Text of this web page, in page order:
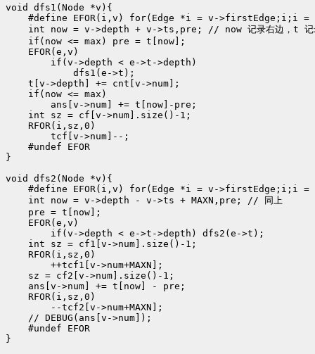
void dfs1(Node *v){
#define EFOR(i,v) for(Edge *i = v->firstEdge;i;i =
int now = v->depth + v->ts,pre; // now 记录右边，t 记
    if(now <= max) pre = t[now];
    EFOR(e,v)
        if(v->depth < e->t->depth)
            dfs1(e->t);
    t[v->depth] += cnt[v->num];
    if(now <= max)
        ans[v->num] += t[now]-pre;
    int sz = cf[v->num].size()-1;
    RFOR(i,sz,0)
        tcf[v->num]--;
    #undef EFOR
}
void dfs2(Node *v){
#define EFOR(i,v) for(Edge *i = v->firstEdge;i;i =
    int now = v->depth - v->ts + MAXN,pre; // 同上
    pre = t[now];
    EFOR(e,v)
        if(v->depth < e->t->depth) dfs2(e->t);
    int sz = cf1[v->num].size()-1;
    RFOR(i,sz,0)
        ++tcf1[v->num+MAXN];
    sz = cf2[v->num].size()-1;
    ans[v->num] += t[now] - pre;
    RFOR(i,sz,0)
        --tcf2[v->num+MAXN];
    // DEBUG(ans[v->num]);
    #undef EFOR
}